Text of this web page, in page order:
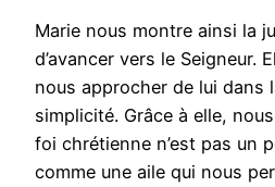
Marie nous montre ainsi la
d’avancer vers le Seigneur.
nous approcher de lui dans
simplicité. Grâce à elle,
foi chrétienne n’est pas un
comme une aile qui nous